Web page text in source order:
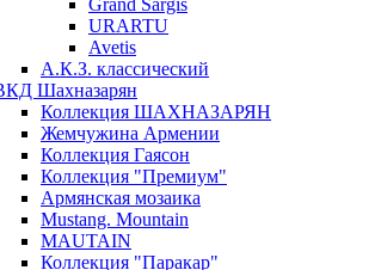
Grand Sargis
URARTU
Avetis
А.К.З. классический
Шахназарян
Коллекция ШАХНАЗАРЯН
Жемчужина Армении
Коллекция Гаясон
Коллекция "Премиум"
Армянская мозаика
Mustang. Mountain
MAUTAIN
Коллекция "Паракар"